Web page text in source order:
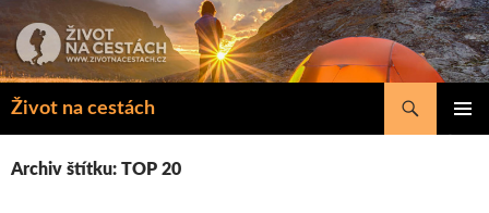
k
obsahu
Život na cestách
Hledat
Archiv štítku: TOP 20